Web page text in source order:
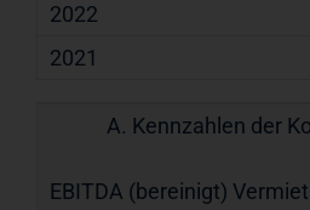
EBITDA (bereinigt)